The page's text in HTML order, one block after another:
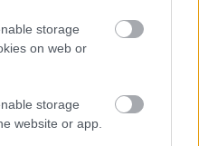
storage
on web or
storage
website or app.